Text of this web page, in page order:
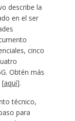
describe la
en el ser
cinco
Obtén más
[aquí].
técnico,
para